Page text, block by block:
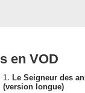
en VOD
1. Le Seigneur des
(version longue)